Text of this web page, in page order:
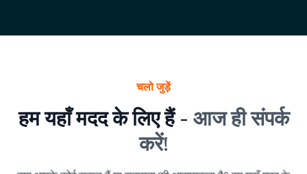
चलो जुड़ें
हम यहाँ मदद के लिए हैं - आज ही संपर्क
करें!